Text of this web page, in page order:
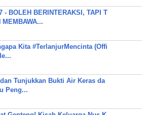
- BOLEH BERINTERAKSI, TAPI T
MEMBAWA...
Kita #TerlanjurMencinta (Offi
Tunjukkan Bukti Air Keras da
Peng...